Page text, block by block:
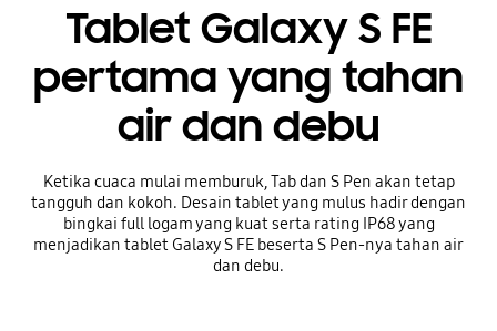
Tablet Galaxy S FE
pertama yang tahan
air dan debu
Ketika cuaca mulai memburuk, Tab dan S Pen akan tetap
tangguh dan kokoh. Desain tablet yang mulus hadir dengan
bingkai full logam yang kuat serta rating IP68 yang
menjadikan tablet Galaxy S FE beserta S Pen-nya tahan air
dan debu.